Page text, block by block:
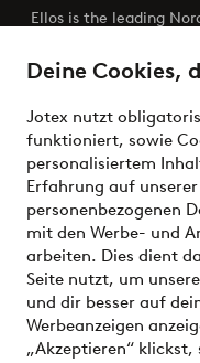
Deine Cookies,
Jotex nutzt
funktioniert, sowie
personalisiertem
Erfahrung auf
personenbezogenen
mit den Werbe- und
arbeiten. Dies dient
Seite nutzt, um
und dir besser auf
Werbeanzeigen
„Akzeptieren“
Ellos is the leading
the latest trends,
Sichere